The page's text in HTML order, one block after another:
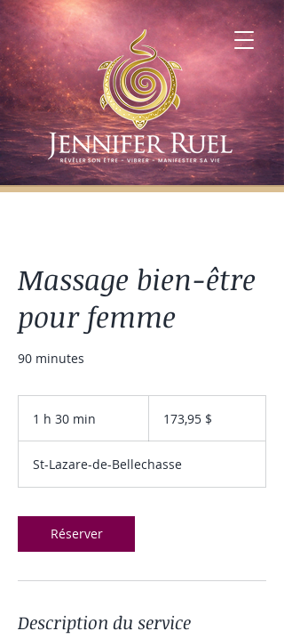
Massage bien-être
pour femme
90 minutes
1 h 30 min
m
i
173,95 $
St-Lazare-de-Bellechasse
Réserver
Description du service